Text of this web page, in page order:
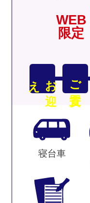
WEB
限定
お
迎
え ご安置
寝台車